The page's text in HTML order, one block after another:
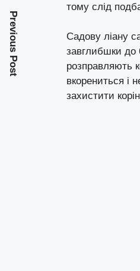
тому слід
Садову ліану
завглибшки до
розправляють
вкорениться і
захистити
Previous Post